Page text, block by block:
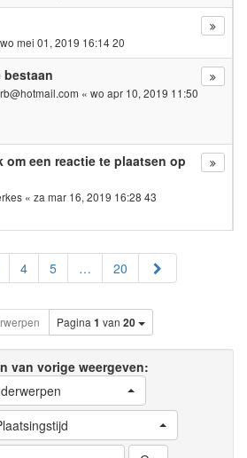
wo mei 01, 2019 16:14 20
« wo apr 10, 2019 11:50
om een reactie te plaatsen op
« za mar 16, 2019 16:28 43
4 5 … 20 Volgende
Pagina 1 van 20
van vorige weergeven: